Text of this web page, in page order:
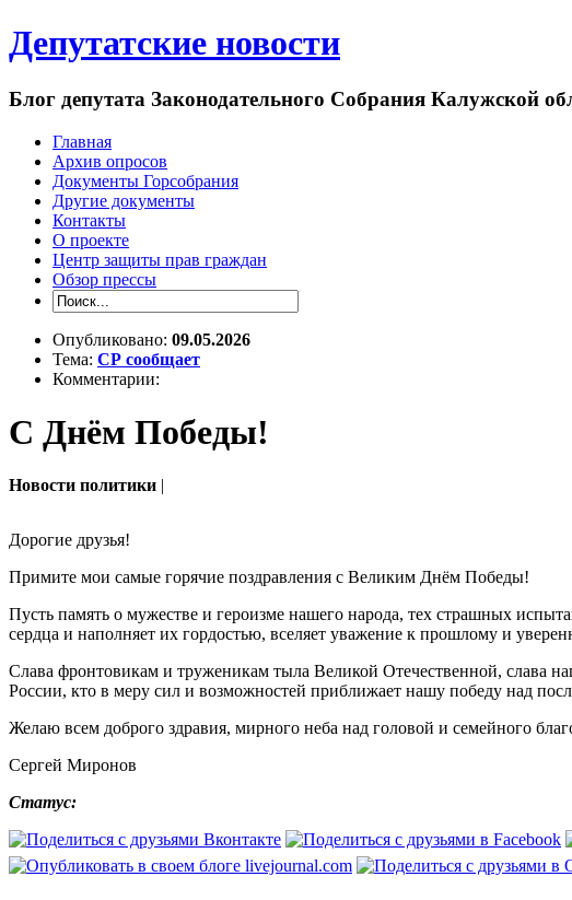
Депутатские новости
Блог депутата Законодательного Собрания Калужской
Главная
Архив опросов
Документы Горсобрания
Другие документы
Контакты
О проекте
Центр защиты прав граждан
Обзор прессы
Опубликовано: 09.05.2026
Тема: СР сообщает
Комментарии:
С Днём Победы!
Новости политики
Дорогие друзья!
Примите мои самые горячие поздравления с Великим Днём Победы!
Пусть память о мужестве и героизме нашего народа, тех страшных
сердца и наполняет их гордостью, вселяет уважение к прошлому и
Слава фронтовикам и труженикам тыла Великой Отечественной, слава
России, кто в меру сил и возможностей приближает нашу победу над
Желаю всем доброго здравия, мирного неба над головой и семейного
Сергей Миронов
Статус: